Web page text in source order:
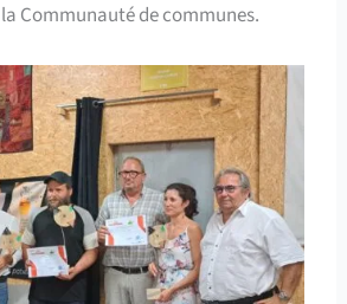
Communauté de communes.